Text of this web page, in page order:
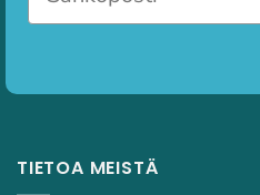
TIETOA MEISTÄ